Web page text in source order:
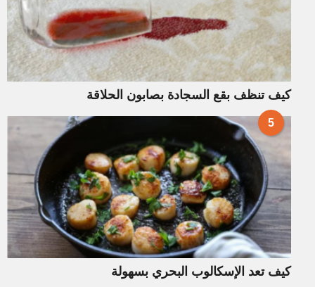
كيف تنظف بقع السجادة بصابون الحلاقة
5
كيف تعد الإسكالوب البحري بسهولة